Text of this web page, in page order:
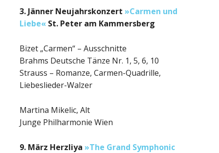
3. Jänner Neujahrskonzert »Carmen und
Liebe« St. Peter am Kammersberg
Bizet „Carmen“ – Ausschnitte
Brahms Deutsche Tänze Nr. 1, 5, 6, 10
Strauss – Romanze, Carmen-Quadrille,
Liebeslieder-Walzer
Martina Mikelic, Alt
Junge Philharmonie Wien
9. März Herzliya »The Grand Symphonic